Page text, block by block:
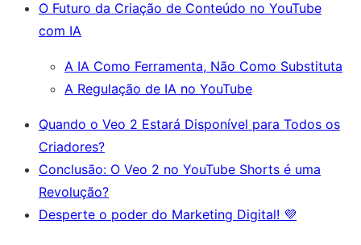
O Futuro da Criação de Conteúdo no YouTube
com IA
A IA Como Ferramenta, Não Como Substituta
A Regulação de IA no YouTube
Quando o Veo 2 Estará Disponível para Todos os
Criadores?
Conclusão: O Veo 2 no YouTube Shorts é uma
Revolução?
Desperte o poder do Marketing Digital! 💜